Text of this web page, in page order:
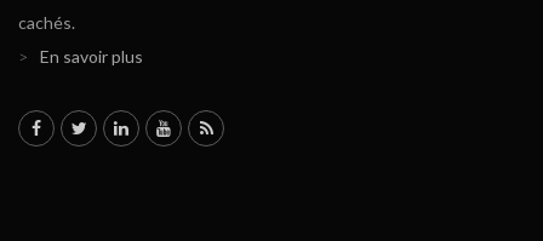
cachés.
>
En savoir plus